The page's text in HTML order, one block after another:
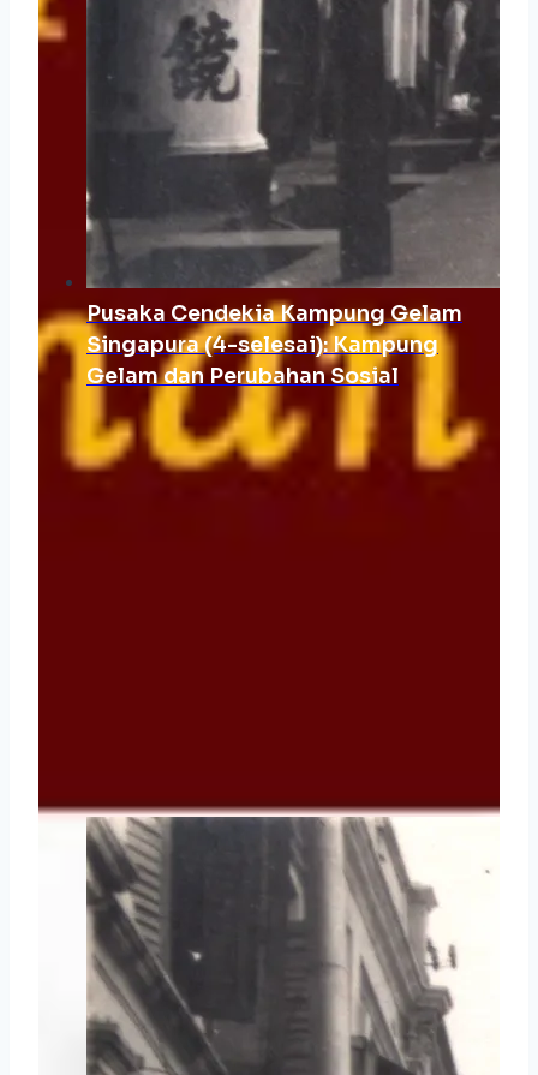
Pusaka Cendekia Kampung Gelam
Singapura (4-selesai): Kampung
Gelam dan Perubahan Sosial